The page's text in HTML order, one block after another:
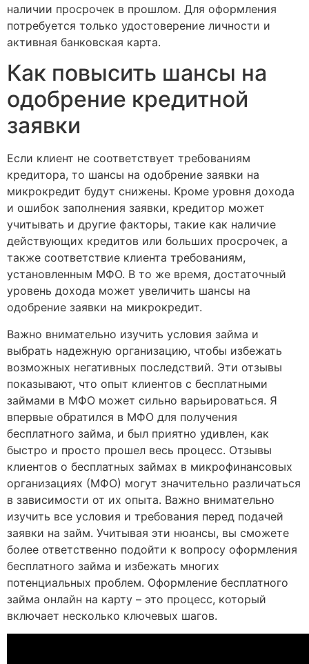
наличии просрочек в прошлом. Для оформления
потребуется только удостоверение личности и
активная банковская карта.
Как повысить шансы на
одобрение кредитной
заявки
Если клиент не соответствует требованиям
кредитора, то шансы на одобрение заявки на
микрокредит будут снижены. Кроме уровня дохода
и ошибок заполнения заявки, кредитор может
учитывать и другие факторы, такие как наличие
действующих кредитов или больших просрочек, а
также соответствие клиента требованиям,
установленным МФО. В то же время, достаточный
уровень дохода может увеличить шансы на
одобрение заявки на микрокредит.
Важно внимательно изучить условия займа и
выбрать надежную организацию, чтобы избежать
возможных негативных последствий. Эти отзывы
показывают, что опыт клиентов с бесплатными
займами в МФО может сильно варьироваться. Я
впервые обратился в МФО для получения
бесплатного займа, и был приятно удивлен, как
быстро и просто прошел весь процесс. Отзывы
клиентов о бесплатных займах в микрофинансовых
организациях (МФО) могут значительно различаться
в зависимости от их опыта. Важно внимательно
изучить все условия и требования перед подачей
заявки на займ. Учитывая эти нюансы, вы сможете
более ответственно подойти к вопросу оформления
бесплатного займа и избежать многих
потенциальных проблем. Оформление бесплатного
займа онлайн на карту – это процесс, который
включает несколько ключевых шагов.